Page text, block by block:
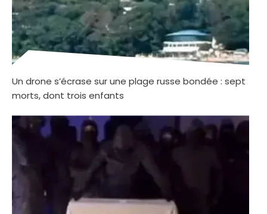
Un drone s’écrase sur une plage russe bondée : sept
morts, dont trois enfants